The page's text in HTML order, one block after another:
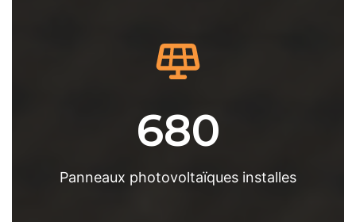
680
Panneaux photovoltaïques installes